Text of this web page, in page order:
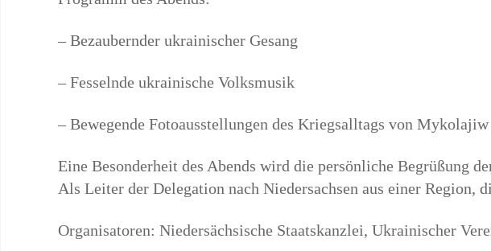
– Bezaubernder ukrainischer Gesang
– Fesselnde ukrainische Volksmusik
– Bewegende Fotoausstellungen des Kriegsalltags von Mykolajiw
Eine Besonderheit des Abends wird die persönliche Begrüßung
Als Leiter der Delegation nach Niedersachsen aus einer
Organisatoren: Niedersächsische Staatskanzlei, Ukrainischer